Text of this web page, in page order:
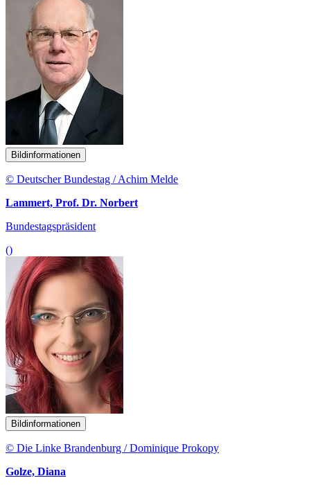
Bildinformationen
© Deutscher Bundestag / Achim Melde
Lammert, Prof. Dr. Norbert
Bundestagspräsident
()
Bildinformationen
© Die Linke Brandenburg / Dominique Prokopy
Golze, Diana